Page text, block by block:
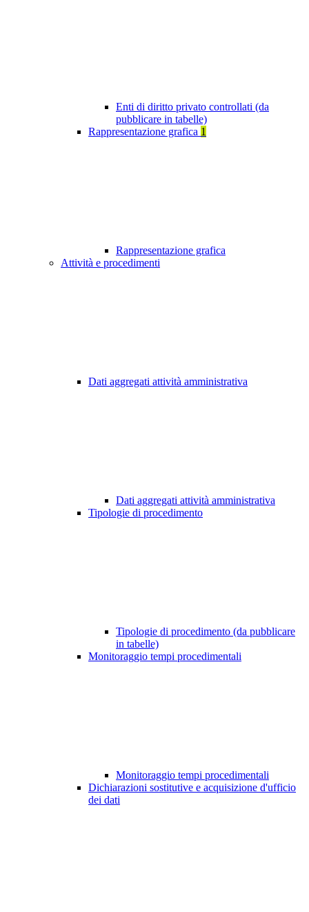
Enti di diritto privato controllati (da
pubblicare in tabelle)
Rappresentazione grafica 1
Rappresentazione grafica
Attività e procedimenti
Dati aggregati attività amministrativa
Dati aggregati attività amministrativa
Tipologie di procedimento
Tipologie di procedimento (da pubblicare
in tabelle)
Monitoraggio tempi procedimentali
Monitoraggio tempi procedimentali
Dichiarazioni sostitutive e acquisizione d'ufficio
dei dati